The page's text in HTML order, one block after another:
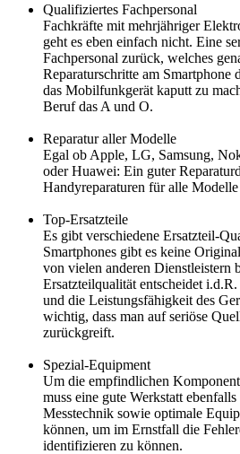
Qualifiziertes Fachpersonal
Fachkräfte mit mehrjähriger
geht es eben einfach nicht. Eine
Fachpersonal zurück, welches
Reparaturschritte am Smartphone
das Mobilfunkgerät kaputt zu
Beruf das A und O.
Reparatur aller Modelle
Egal ob Apple, LG, Samsung,
oder Huawei: Ein guter
Handyreparaturen für alle
Top-Ersatzteile
Es gibt verschiedene Ersatzteil-
Smartphones gibt es keine
von vielen anderen Dienstleistern
Ersatzteilqualität entscheidet
und die Leistungsfähigkeit des
wichtig, dass man auf seriöse
zurückgreift.
Spezial-Equipment
Um die empfindlichen
muss eine gute Werkstatt
Messtechnik sowie optimale
können, um im Ernstfall die
identifizieren zu können.